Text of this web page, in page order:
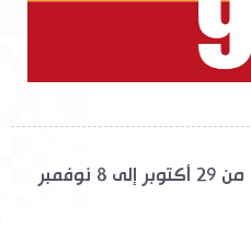
معرض الجزائر الدولي للكتاب من 29 أكتوبر إلى 8 نوفمبر